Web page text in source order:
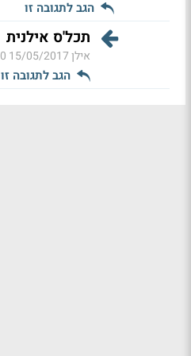
הגב לתגובה זו
תכל'ס אילנית
אילן15/05/2017 13:00
הגב לתגובה זו